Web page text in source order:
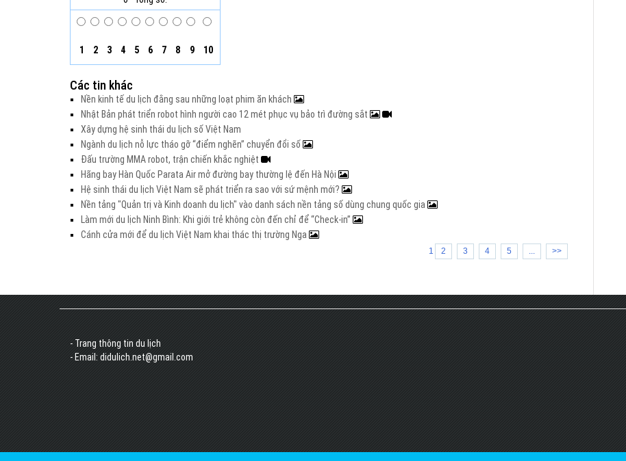
1 2 3 4 5 6 7 8 9 10
Các tin khác
Nền kinh tế du lịch đằng sau những loạt phim ăn khách
Nhật Bản phát triển robot hình người cao 12 mét phục vụ bảo trì đường sắt
Xây dựng hệ sinh thái du lịch số Việt Nam
Ngành du lịch nỗ lực tháo gỡ “điểm nghẽn” chuyển đổi số
Đấu trường MMA robot, trận chiến khắc nghiệt
Hãng bay Hàn Quốc Parata Air mở đường bay thường lệ đến Hà Nội
Hệ sinh thái du lịch Việt Nam sẽ phát triển ra sao với sứ mệnh mới?
Nền tảng "Quản trị và Kinh doanh du lịch" vào danh sách nền tảng số dùng chung quốc gia
Làm mới du lịch Ninh Bình: Khi giới trẻ không còn đến chỉ để “Check-in”
Cánh cửa mới để du lịch Việt Nam khai thác thị trường Nga
1 2 3 4 5 ... >>
- Trang thông tin du lịch
- Email: didulich.net@gmail.com